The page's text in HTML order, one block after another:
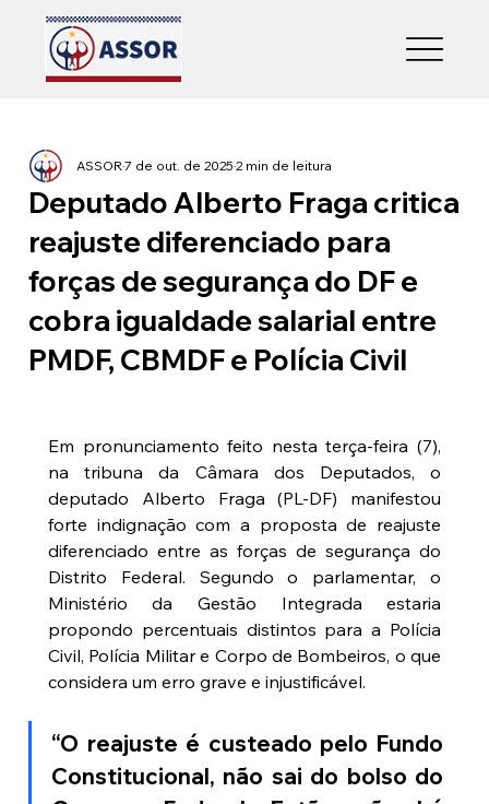
Deputado Alberto Fraga critica
reajuste diferenciado para
forças de segurança do DF e
cobra igualdade salarial entre
PMDF, CBMDF e Polícia Civil
ASSOR7 de out. de 20252 min de leitura
Em pronunciamento feito nesta terça-feira (7),
na tribuna da Câmara dos Deputados, o
deputado Alberto Fraga (PL-DF) manifestou
forte indignação com a proposta de reajuste
diferenciado entre as forças de segurança do
Distrito Federal. Segundo o parlamentar, o
Ministério da Gestão Integrada estaria
propondo percentuais distintos para a Polícia
Civil, Polícia Militar e Corpo de Bombeiros, o que
considera um erro grave e injustificável.
“O reajuste é custeado pelo Fundo
Constitucional, não sai do bolso do